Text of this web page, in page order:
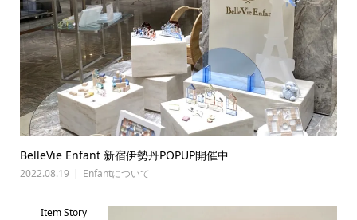
BelleVie Enfant 新宿伊勢丹POPUP開催中
2022.08.19 Enfantについて
Item Story